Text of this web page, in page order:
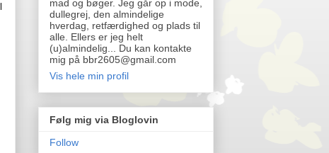
mad og bøger. Jeg går op i mode,
dullegrej, den almindelige
hverdag, retfærdighed og plads til
alle. Ellers er jeg helt
(u)almindelig... Du kan kontakte
mig på bbr2605@gmail.com
Vis hele min profil
Følg mig via Bloglovin
Follow